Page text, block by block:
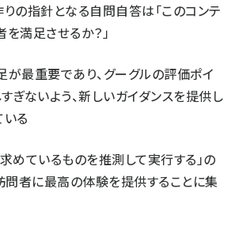
の指針となる自問自答は「このコンテ
満足させるか？」
が最重要であり、グーグルの評価ポイ
ぎないよう、新しいガイダンスを提供し
る
めているものを推測して実行する」の
問者に最高の体験を提供することに集